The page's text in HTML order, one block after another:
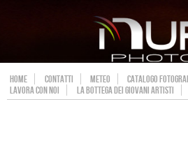
HOME CONTATTI METEO
CATALOGO
LAVORA CON NOI
LA BOTTEGA DEI GIOVANI ARTISTI